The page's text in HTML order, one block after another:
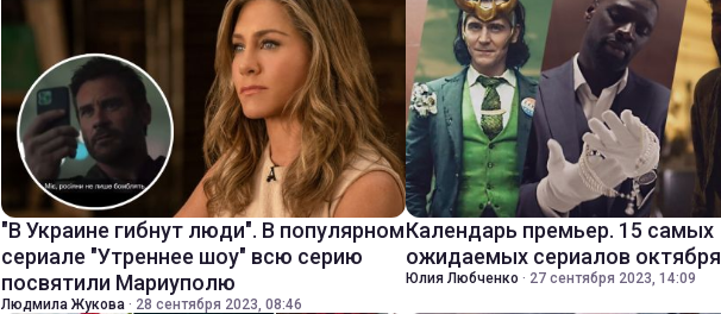
"В Украине гибнут люди". В популярном
сериале "Утреннее шоу" всю серию
посвятили Мариуполю
Людмила Жукова · 28 сентября 2023, 08:46
Календарь премьер. 15 самых
ожидаемых сериалов октября
Юлия Любченко · 27 сентября 2023, 14:09